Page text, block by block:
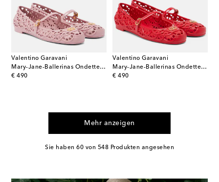
Valentino Garavani
Mary-Jane-Ballerinas Ondette VLogo
€ 490
original price
Valentino Garavani
Mary-Jane-Ballerinas Ondette VLogo
€ 490
original price
Mehr anzeigen
Sie haben 60 von 548 Produkten angesehen